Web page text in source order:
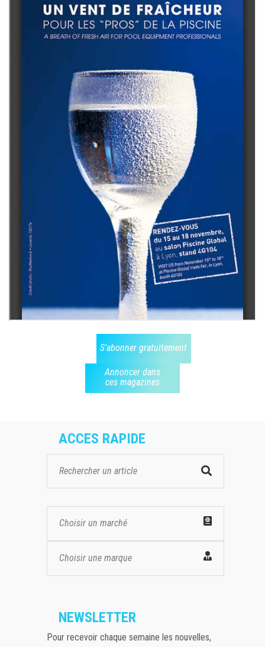
S'abonner gratuitement
Annoncer dans
ces magazines
ACCES RAPIDE
Choisir un marché
Choisir une marque
NEWSLETTER
Pour recevoir chaque semaine les nouvelles,